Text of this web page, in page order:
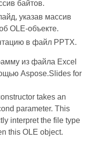
байтов.
указав массив
OLE‑объекте.
в файл PPTX.
из файла Excel
Aspose.Slides for
takes an
parameter. This
interpret the file type
this OLE object.